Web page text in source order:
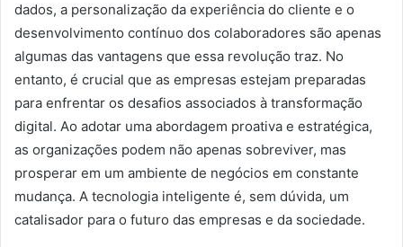
dados, a personalização da experiência do cliente e o
desenvolvimento contínuo dos colaboradores são apenas
algumas das vantagens que essa revolução traz. No
entanto, é crucial que as empresas estejam preparadas
para enfrentar os desafios associados à transformação
digital. Ao adotar uma abordagem proativa e estratégica,
as organizações podem não apenas sobreviver, mas
prosperar em um ambiente de negócios em constante
mudança. A tecnologia inteligente é, sem dúvida, um
catalisador para o futuro das empresas e da sociedade.